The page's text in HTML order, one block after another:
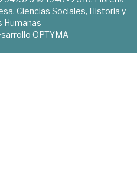
Ciencias Sociales, Historia y
Humanas
OPTYMA